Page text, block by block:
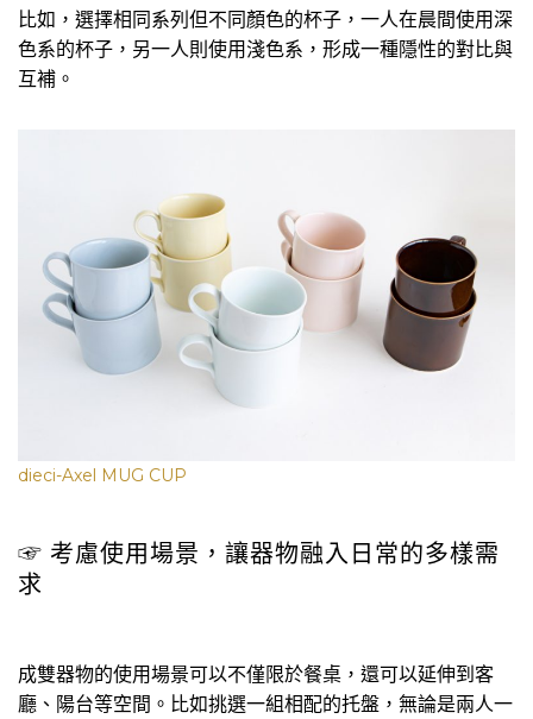
比如，選擇相同系列但不同顏色的杯子，一人在晨間使用深
色系的杯子，另一人則使用淺色系，形成一種隱性的對比與
互補。
dieci-Axel MUG CUP
☞ 考慮使用場景，讓器物融入日常的多樣需
求
成雙器物的使用場景可以不僅限於餐桌，還可以延伸到客
廳、陽台等空間。比如挑選一組相配的托盤，無論是兩人一